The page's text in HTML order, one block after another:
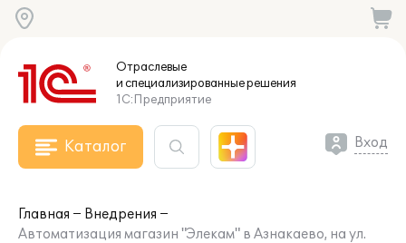
Отраслевые
и специализированныерешения
1С:Предприятие
Каталог Вход
Главная
Внедрения
Автоматизация магазин "Элекам" в Азнакаево, на ул.